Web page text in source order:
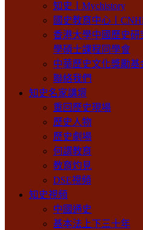
知史丨Mychistory
國史教育中心丨
香港大學中國歷史研
學碩士課程同學會
中華歷史文化獎勵基
聯絡我們
知史名家講壇
重回歷史現場
歷史人物
歷史劇場
何謂教育
教育灼見
DSE視頻
知史視頻
中國通史
基本法上下三十年